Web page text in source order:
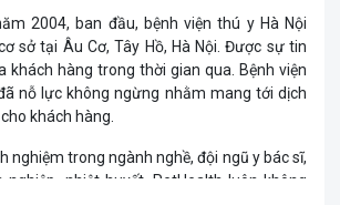
2004, ban đầu, bệnh viện thú y Hà Nội
sở tại Âu Cơ, Tây Hồ, Hà Nội. Được sự tin
khách hàng trong thời gian qua. Bệnh viện
nỗ lực không ngừng nhằm mang tới dịch
khách hàng.
nghiệm trong ngành nghề, đội ngũ y bác sĩ,
nghiệp, nhiệt huyết, PetHealth luôn không